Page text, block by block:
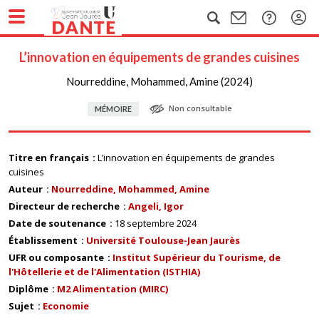
L’innovation en équipements de grandes cuisines
Nourreddine, Mohammed, Amine (2024)
MÉMOIRE Non consultable
Titre en français
L’innovation en équipements de grandes
cuisines
Auteur
Nourreddine, Mohammed, Amine
Directeur de recherche
Angeli, Igor
Date de soutenance
18 septembre 2024
Établissement
Université Toulouse-Jean Jaurès
UFR ou composante
Institut Supérieur du Tourisme, de
l'Hôtellerie et de l'Alimentation (ISTHIA)
Diplôme
M2 Alimentation (MIRC)
Sujet
Economie